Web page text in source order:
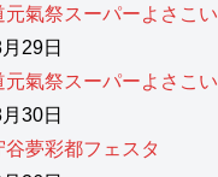
元氣祭スーパーよさこい
29日
元氣祭スーパーよさこい
30日
谷夢彩都フェスタ